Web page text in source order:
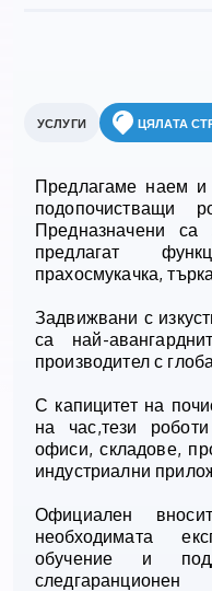
УСЛУГИ ЦЯЛАТА
Предлагаме наем и
подопочистващи
Предназначени са
предлагат
прахосмукачка,
Задвижвани с
са най-
производител с
С капицитет на
на час,тези
офиси, складове,
индустриални
Официален
необходимата
обучение и